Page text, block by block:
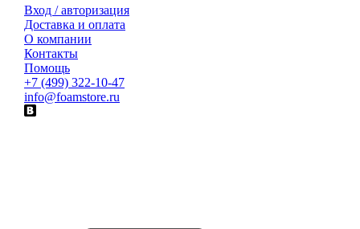
Вход / авторизация
Доставка и оплата
О компании
Контакты
Помощь
+7 (499) 322-10-47
info@foamstore.ru